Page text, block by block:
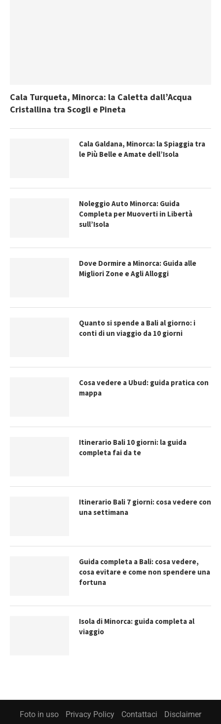
Cala Turqueta, Minorca: la Caletta dall’Acqua
Cristallina tra Scogli e Pineta
Cala Galdana, Minorca: la Spiaggia tra
le Più Belle e Amate dell’Isola
Noleggio Auto Minorca: Guida
Completa per Muoverti in Libertà
sull’Isola
Dove Dormire a Minorca: Guida alle
Migliori Zone e Agli Alloggi
Quanto si spende a Bali al giorno: i
conti di un viaggio da 10 giorni
Cosa vedere a Ubud: guida pratica con
mappa
Itinerario Bali 10 giorni: la guida
completa fai da te
Itinerario Bali 7 giorni: cosa vedere con
una settimana
Guida completa a Bali: cosa vedere,
cosa evitare e come non spendere una
fortuna
Isola di Minorca: guida completa al
viaggio
Foto in uso Privacy Policy Contattaci Disclaimer